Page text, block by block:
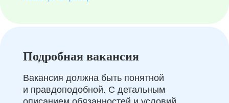
Подробная вакансия
Вакансия должна быть понятной
и правдоподобной. С детальным